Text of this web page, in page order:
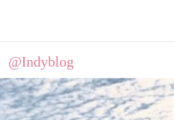
@Indyblog